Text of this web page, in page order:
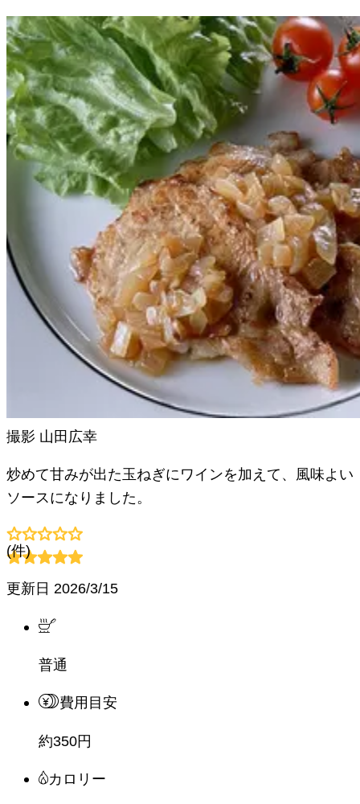
撮影 山田広幸
炒めて甘みが出た玉ねぎにワインを加えて、風味よい
ソースになりました。
(件)
更新日 2026/3/15
普通
費用目安
約350円
カロリー